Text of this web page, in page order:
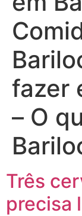
fazer
– O
Três
precisa